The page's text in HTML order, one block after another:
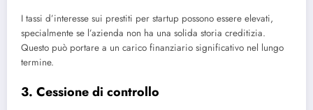
I tassi d’interesse sui prestiti per startup possono essere elevati,
specialmente se l’azienda non ha una solida storia creditizia.
Questo può portare a un carico finanziario significativo nel lungo
termine.
3. Cessione di controllo